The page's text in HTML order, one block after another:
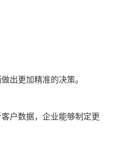
出更加精准的决策。
户数据，企业能够制定更